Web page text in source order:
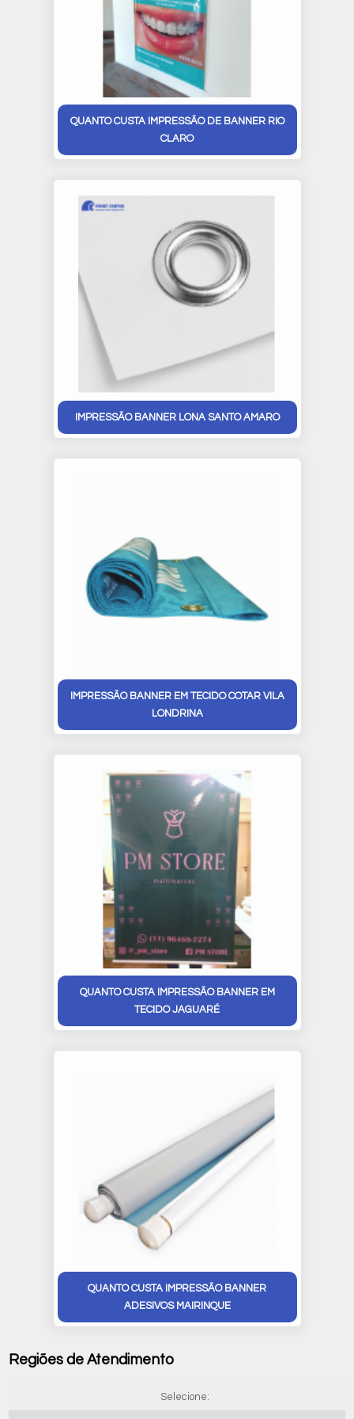
QUANTO CUSTA IMPRESSÃO DE BANNER RIO
CLARO
IMPRESSÃO BANNER LONA SANTO AMARO
IMPRESSÃO BANNER EM TECIDO COTAR VILA
LONDRINA
QUANTO CUSTA IMPRESSÃO BANNER EM
TECIDO JAGUARÉ
QUANTO CUSTA IMPRESSÃO BANNER
ADESIVOS MAIRINQUE
Regiões de Atendimento
Selecione: